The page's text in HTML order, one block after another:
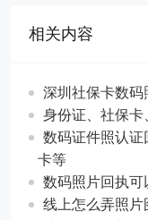
相关内容
深圳社保卡数码
身份证、社保卡
数码证件照认
卡等
数码照片回执可
线上怎么弄照片